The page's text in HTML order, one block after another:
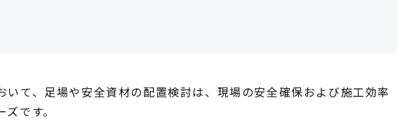
いて、足場や安全資材の配置検討は、現場の安全確保および施工効率
です。